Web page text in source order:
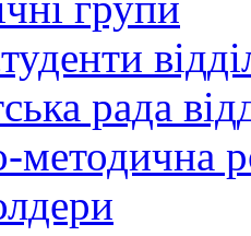
рада
методична